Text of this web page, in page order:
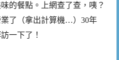
的餐點。上網查了查，咦？
了（拿出計算機…）30年
一下了！